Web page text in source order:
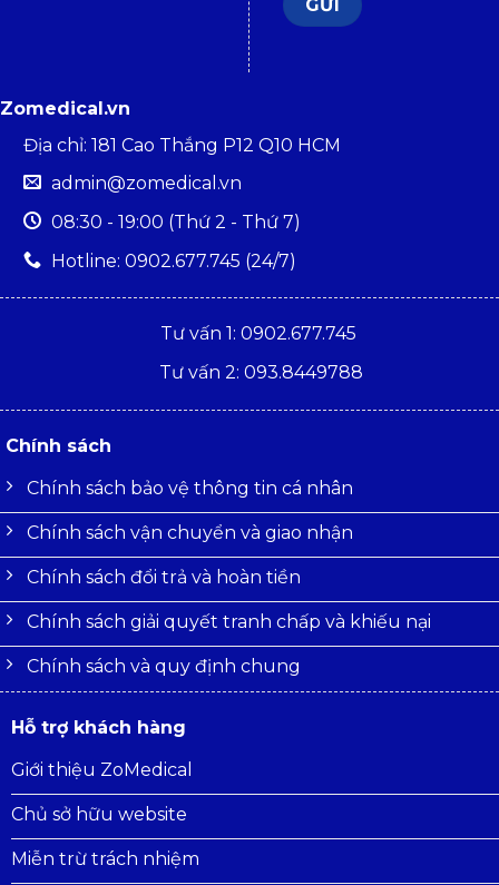
Zomedical.vn
Địa chỉ: 181 Cao Thắng P12 Q10 HCM
admin@zomedical.vn
08:30 - 19:00 (Thứ 2 - Thứ 7)
Hotline: 0902.677.745 (24/7)
Tư vấn 1: 0902.677.745
Tư vấn 2: 093.8449788
Chính sách
Chính sách bảo vệ thông tin cá nhân
Chính sách vận chuyển và giao nhận
Chính sách đổi trả và hoàn tiền
Chính sách giải quyết tranh chấp và khiếu nại
Chính sách và quy định chung
Hỗ trợ khách hàng
Giới thiệu ZoMedical
Chủ sở hữu website
Miễn trừ trách nhiệm